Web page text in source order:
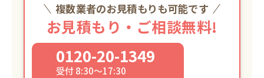
複数業者のお見積もりも可能です
お見積もり・ご相談無料!
0120-20-1349
受付 8:30～17:30